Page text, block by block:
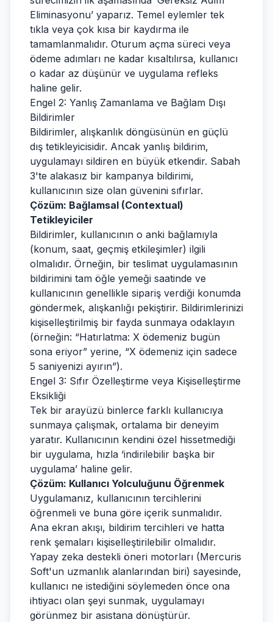
Eliminasyonu’ yaparız. Temel eylemler tek
tıkla veya çok kısa bir kaydırma ile
tamamlanmalıdır. Oturum açma süreci veya
ödeme adımları ne kadar kısaltılırsa, kullanıcı
o kadar az düşünür ve uygulama refleks
haline gelir.
Engel 2: Yanlış Zamanlama ve Bağlam Dışı
Bildirimler
Bildirimler, alışkanlık döngüsünün en güçlü
dış tetikleyicisidir. Ancak yanlış bildirim,
uygulamayı sildiren en büyük etkendir. Sabah
3'te alakasız bir kampanya bildirimi,
kullanıcının size olan güvenini sıfırlar.
Çözüm: Bağlamsal (Contextual)
Tetikleyiciler
Bildirimler, kullanıcının o anki bağlamıyla
(konum, saat, geçmiş etkileşimler) ilgili
olmalıdır. Örneğin, bir teslimat uygulamasının
bildirimini tam öğle yemeği saatinde ve
kullanıcının genellikle sipariş verdiği konumda
göndermek, alışkanlığı pekiştirir. Bildirimlerinizi
kişiselleştirilmiş bir fayda sunmaya odaklayın
(örneğin: “Hatırlatma: X ödemeniz bugün
sona eriyor” yerine, “X ödemeniz için sadece
5 saniyenizi ayırın”).
Engel 3: Sıfır Özelleştirme veya Kişiselleştirme
Eksikliği
Tek bir arayüzü binlerce farklı kullanıcıya
sunmaya çalışmak, ortalama bir deneyim
yaratır. Kullanıcının kendini özel hissetmediği
bir uygulama, hızla ‘indirilebilir başka bir
uygulama’ haline gelir.
Çözüm: Kullanıcı Yolculuğunu Öğrenmek
Uygulamanız, kullanıcının tercihlerini
öğrenmeli ve buna göre içerik sunmalıdır.
Ana ekran akışı, bildirim tercihleri ve hatta
renk şemaları kişiselleştirilebilir olmalıdır.
Yapay zeka destekli öneri motorları (Mercuris
Soft'un uzmanlık alanlarından biri) sayesinde,
kullanıcı ne istediğini söylemeden önce ona
ihtiyacı olan şeyi sunmak, uygulamayı
görünmez bir asistana dönüştürür.